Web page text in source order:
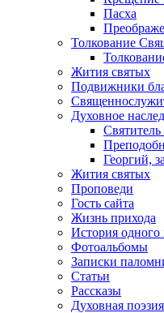
Пасха
Толкование
Жития святых
Подвижники
Духовное
Георгий,
Жития святых
Проповеди
Гость сайта
Жизнь прихода
История одного
Фотоальбомы
Записки
Статьи
Рассказы
Духовная поэзия